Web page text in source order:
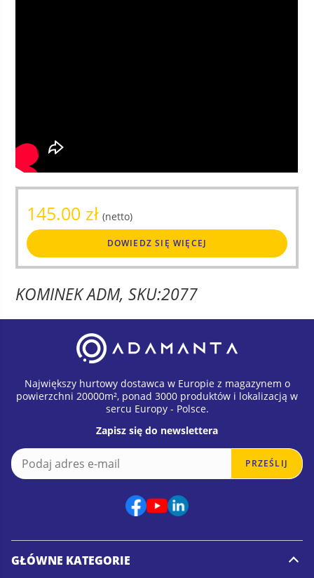
145.00 zł (netto)
DOWIEDZ SIĘ WIĘCEJ
KOMINEK ADM, SKU:2077
Największy hurtowy dostawca w Europie z magazynem o
powierzchni 20000m², ponad 3000 produktów i lokalizacją w
sercu Europy - Polsce.
Zapisz się do newslettera
a
m
a
i
E
m
PRZEŚLIJ
GŁÓWNE KATEGORIE